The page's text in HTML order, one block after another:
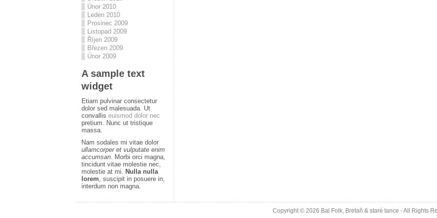
Únor 2010
Leden 2010
Prosinec 2009
Listopad 2009
Říjen 2009
Březen 2009
Únor 2009
A sample text
widget
Etiam pulvinar consectetur
dolor sed malesuada. Ut
convallis euismod dolor nec
pretium. Nunc ut tristique
massa.
Nam sodales mi vitae dolor
ullamcorper et vulputate enim
accumsan. Morbi orci magna,
tincidunt vitae molestie nec,
molestie at mi. Nulla nulla
lorem, suscipit in posuere in,
interdum non magna.
Copyright © 2026 Bal Folk, Bretaň & staré tance - All Rights